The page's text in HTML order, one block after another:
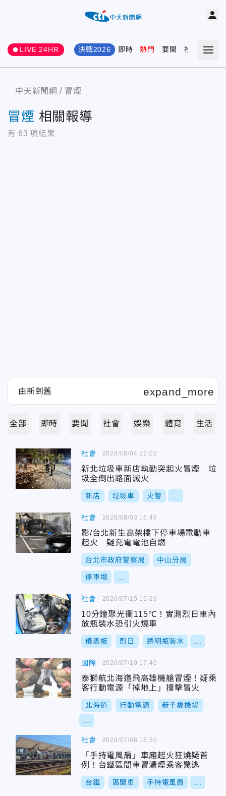
LIVE 24HR 決戰2026 即時 熱門 要聞 社會 娛樂
中天新聞網 冒煙
冒煙 相關報導
有 63 項結果
全部 即時 要聞 社會 娛樂 體育 生活
社會
新北垃圾車新店執勤突起火冒煙 垃
圾全倒出路面滅火
新店 垃圾車 火警
2026/08/04 22:02
社會
影/台北新生高架橋下停車場電動車
起火 疑充電電池自燃
台北市政府警察局 中山分局
停車場
2026/08/03 16:46
社會
10分鐘聚光衝115℃！實測烈日車內
放瓶裝水恐引火燒車
儀表板 烈日 透明瓶裝水
2026/07/15 15:26
國際
泰獅航北海道飛高雄機艙冒煙！疑乘
客行動電源「掉地上」撞擊冒火
北海道 行動電源 新千歲機場
2026/07/10 17:40
社會
「手持電風扇」車廂起火狂燒疑首
例！台鐵區間車冒濃煙乘客驚逃
台鐵 區間車 手持電風扇
2026/07/08 18:30